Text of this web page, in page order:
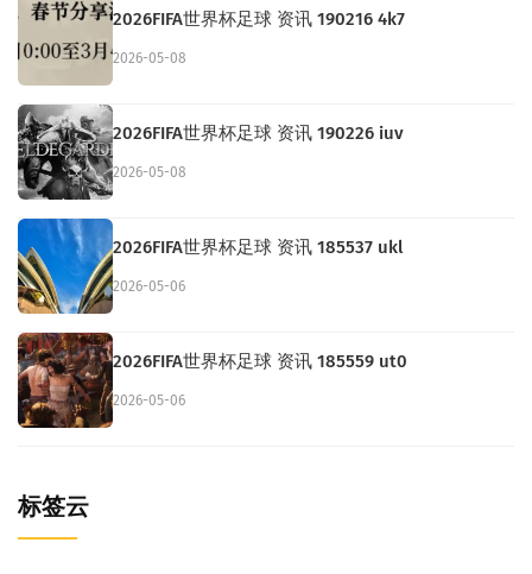
2026FIFA世界杯足球 资讯 190216 4k7
2026-05-08
2026FIFA世界杯足球 资讯 190226 iuv
2026-05-08
2026FIFA世界杯足球 资讯 185537 ukl
2026-05-06
2026FIFA世界杯足球 资讯 185559 ut0
2026-05-06
标签云